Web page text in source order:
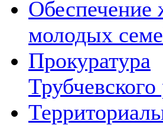
Обеспечение
молодых
Прокуратура